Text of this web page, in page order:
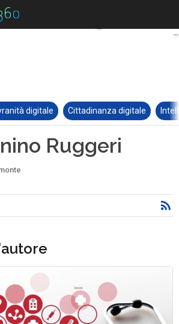
digitale Cittadinanza digitale
Ruggeri